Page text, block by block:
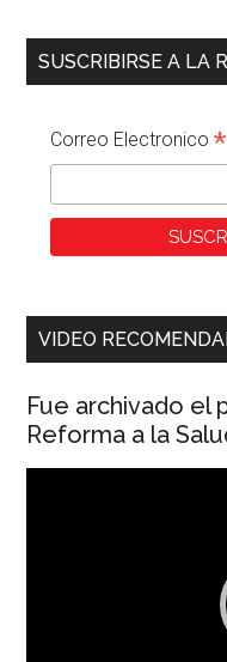
SUSCRIBIRSE A LA
Correo Electronico*
VIDEO
Fue archivado el
Reforma a la